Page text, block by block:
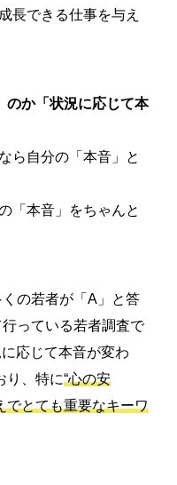
長できる仕事を与え
のか「状況に応じて本
ら自分の「本音」と
「本音」をちゃんと
の若者が「A」と答
っている若者調査で
に応じて本音が変わ
り、特に“心の安
でとても重要なキーワ